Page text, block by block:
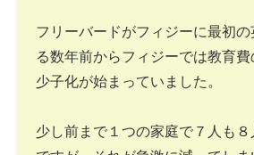
フリーバードがフィジーに最初
る数年前からフィジーでは教育
少子化が始まっていました。
少し前まで１つの家庭で７人も